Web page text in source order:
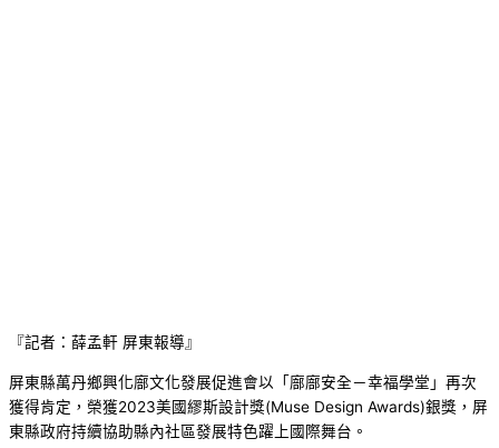
『記者：薛孟軒 屏東報導』
屏東縣萬丹鄉興化廍文化發展促進會以「廍廍安全－幸福學堂」再次
獲得肯定，榮獲2023美國繆斯設計獎(Muse Design Awards)銀獎，屏
東縣政府持續協助縣內社區發展特色躍上國際舞台。